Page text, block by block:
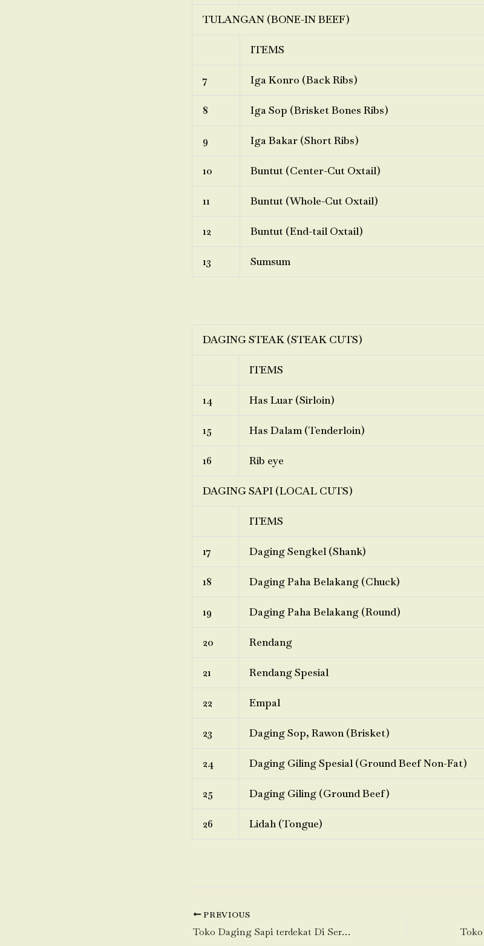
TULANGAN (BONE-IN BEEF)
ITEMS
7 Iga Konro (Back Ribs)
8 Iga Sop (Brisket Bones Ribs)
9 Iga Bakar (Short Ribs)
10 Buntut (Center-Cut Oxtail)
11 Buntut (Whole-Cut Oxtail)
12 Buntut (End-tail Oxtail)
13 Sumsum
DAGING STEAK (STEAK CUTS)
ITEMS
14 Has Luar (Sirloin)
15 Has Dalam (Tenderloin)
16 Rib eye
DAGING SAPI (LOCAL CUTS)
ITEMS
17 Daging Sengkel (Shank)
18 Daging Paha Belakang (Chuck)
19 Daging Paha Belakang (Round)
20 Rendang
21 Rendang Spesial
22 Empal
23 Daging Sop, Rawon (Brisket)
24 Daging Giling Spesial (Ground Beef Non-Fat)
25 Daging Giling (Ground Beef)
26 Lidah (Tongue)
PREVIOUS
Toko Daging Sapi terdekat Di Serdang Kulon-Panongan-Tangerang